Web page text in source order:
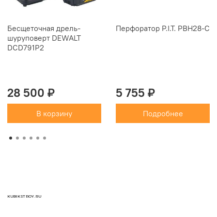
Бесщеточная дрель-
шуруповерт DEWALT
DCD791P2
28 500 ₽
В корзину
Перфоратор P.I.T. PBH28-C
5 755 ₽
Подробнее
KUBIKSTROY.RU